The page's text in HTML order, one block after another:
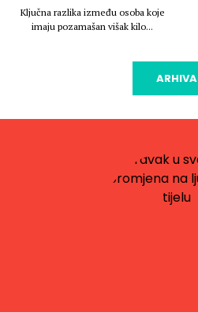
Ključna razlika između osoba koje
imaju pozamašan višak kilo...
ARHIVA